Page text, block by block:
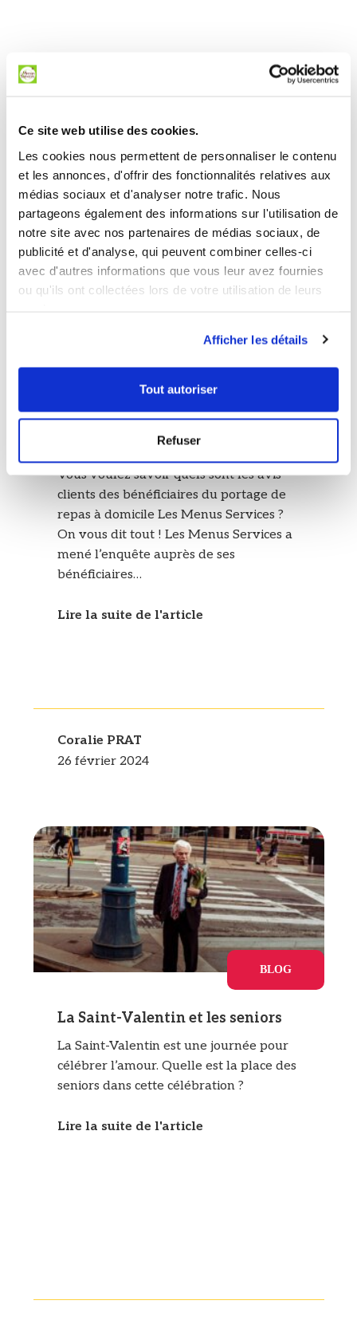
Ce site web utilise des cookies.
Les cookies nous permettent de personnaliser le contenu
et les annonces, d'offrir des fonctionnalités relatives aux
médias sociaux et d'analyser notre trafic. Nous
partageons également des informations sur l'utilisation de
notre site avec nos partenaires de médias sociaux, de
publicité et d'analyse, qui peuvent combiner celles-ci
avec d'autres informations que vous leur avez fournies
ou qu'ils ont collectées lors de votre utilisation de leurs
Afficher les détails
Tout autoriser
Refuser
Ces articles peuvent
vous intéresser
Enquête de satisfaction 2023
Vous voulez savoir quels sont les avis
clients des bénéficiaires du portage de
repas à domicile Les Menus Services ?
On vous dit tout ! Les Menus Services a
mené l’enquête auprès de ses
bénéficiaires…
Lire la suite de l'article
Coralie PRAT
26 février 2024
BLOG
La Saint-Valentin et les seniors
La Saint-Valentin est une journée pour
célébrer l’amour. Quelle est la place des
seniors dans cette célébration ?
Lire la suite de l'article